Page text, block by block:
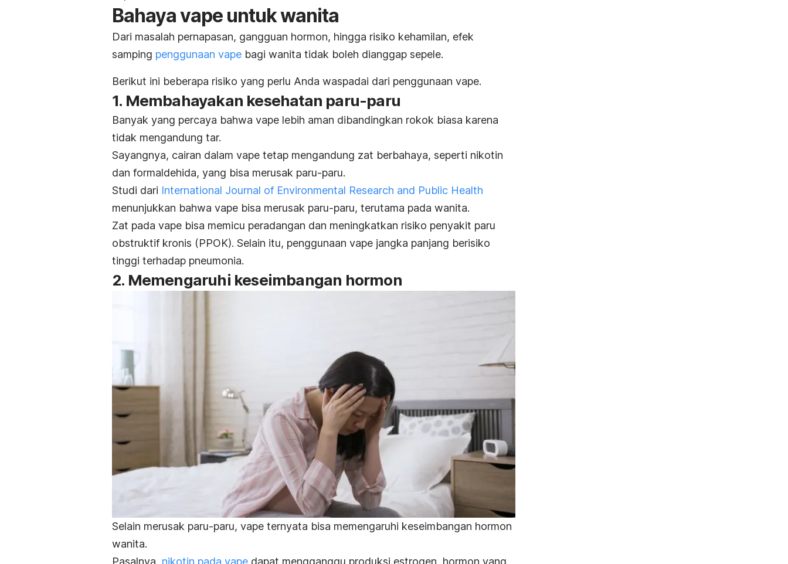
Bahaya vape untuk wanita
Dari masalah pernapasan, gangguan hormon, hingga risiko kehamilan, efek
samping penggunaan vape bagi wanita tidak boleh dianggap sepele.
Berikut ini beberapa risiko yang perlu Anda waspadai dari penggunaan vape.
1. Membahayakan kesehatan paru-paru
Banyak yang percaya bahwa vape lebih aman dibandingkan rokok biasa karena
tidak mengandung tar.
Sayangnya, cairan dalam vape tetap mengandung zat berbahaya, seperti nikotin
dan formaldehida, yang bisa merusak paru-paru.
Studi dari International Journal of Environmental Research and Public Health
menunjukkan bahwa vape bisa merusak paru-paru, terutama pada wanita.
Zat pada vape bisa memicu peradangan dan meningkatkan risiko penyakit paru
obstruktif kronis (PPOK). Selain itu, penggunaan vape jangka panjang berisiko
tinggi terhadap pneumonia.
2. Memengaruhi keseimbangan hormon
Selain merusak paru-paru, vape ternyata bisa memengaruhi keseimbangan hormon
wanita.
Pasalnya, nikotin pada vape dapat mengganggu produksi estrogen, hormon yang